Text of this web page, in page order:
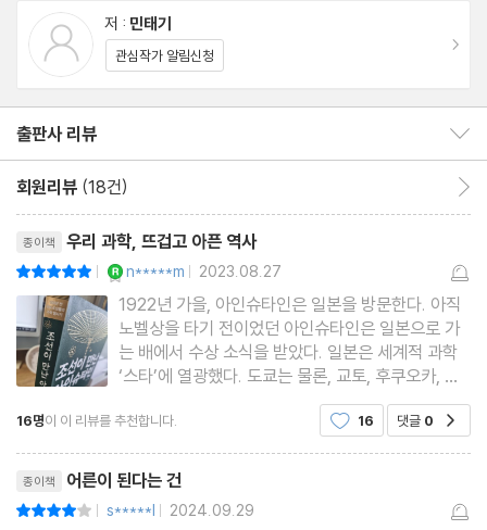
저 : 민태기
관심작가 알림신청
출판사 리뷰
회원리뷰 (18건)
종이책 우리 과학, 뜨겁고 아픈 역사
| n*****m | 2023.08.27
1922년 가을, 아인슈타인은 일본을 방문한다. 아직
노벨상을 타기 전이었던 아인슈타인은 일본으로 가
는 배에서 수상 소식을 받았다. 일본은 세계적 과학
‘스타’에 열광했다. 도쿄는 물론, 교토, 후쿠오카, 센
다이, 심지어 삿포로까지 강연회가 이어졌고, 비싼
입장권은 모조리 팔려나갔다. 아인슈타인이 일본을
교육협회’의
16명이 이 리뷰를 추천합니다. 16 댓글 0
종이책 어른이 된다는 건
| s*****l | 2024.09.29